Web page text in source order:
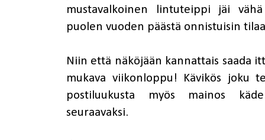
mustavalkoinen lintuteippi jäi
puolen vuoden päästä onnistuisin
Niin että näköjään kannattais saada
mukava viikonloppu! Kävikös joku
postiluukusta myös mainos
seuraavaksi.